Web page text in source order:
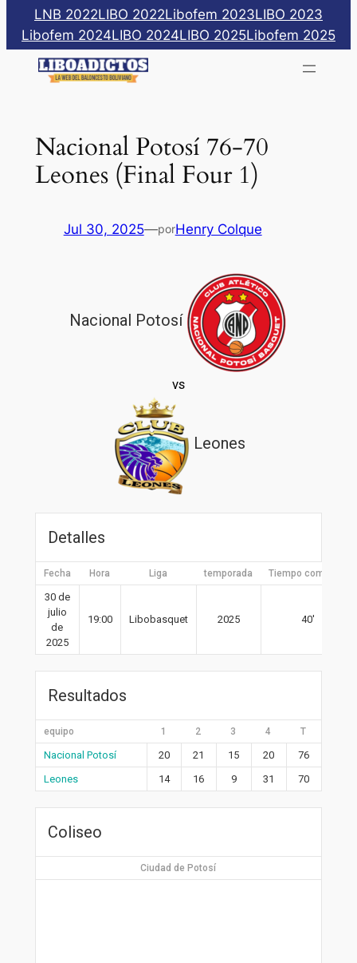
Saltar
contenido
LNB 2022LIBO 2022Libofem 2023LIBO 2023
Libofem 2024LIBO 2024LIBO 2025Libofem 2025
Nacional Potosí 76-70
Leones (Final Four 1)
Jul 30, 2025—porHenry Colque
Nacional Potosí
vs
Leones
Detalles
Fecha Hora Liga temporada Tiempo completo
30 de
julio
de
2025
19:00 Libobasquet 2025 40′
Resultados
equipo 1 2 3 4 T
Nacional Potosí 20 21 15 20
76
Leones
14 16 9 31 70
Coliseo
Ciudad de Potosí